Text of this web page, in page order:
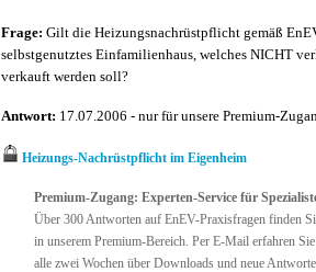
Frage: Gilt die Heizungsnachrüstpflicht gemäß
selbstgenutztes Einfamilienhaus, welches NICHT
verkauft werden soll?
Antwort: 17.07.2006 - nur für unsere Premium-
Heizungs-Nachrüstpflicht im Eigenheim
Premium-Zugang: Experten-Service für
Über 300 Antworten auf EnEV-Praxisfragen finden
in unserem Premium-Bereich. Per E-Mail erfahren
alle zwei Wochen über Downloads und neue